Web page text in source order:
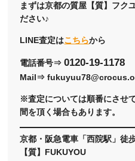
まずは京都の質屋【質】フク
ださい♪
LINE査定はこちらから
電話番号⇒0120-19-1178
Mail⇒
※査定については順番にさせ
間を頂く場合もあります。
京都・阪急電車「西院駅」徒
【質】FUKUYOU